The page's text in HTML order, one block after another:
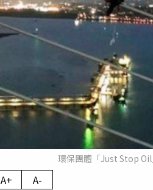
環保團體「Just Stop
A+ A-